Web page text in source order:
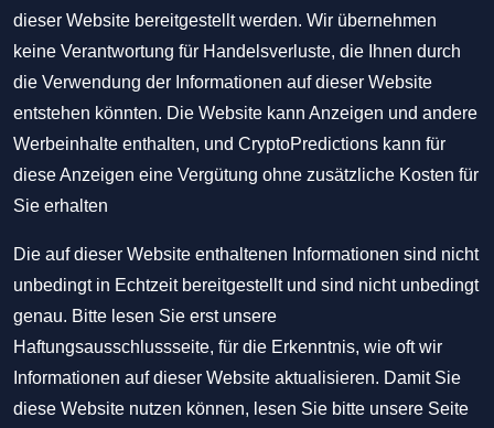
dieser Website bereitgestellt werden. Wir übernehmen
keine Verantwortung für Handelsverluste, die Ihnen durch
die Verwendung der Informationen auf dieser Website
entstehen könnten. Die Website kann Anzeigen und andere
Werbeinhalte enthalten, und CryptoPredictions kann für
diese Anzeigen eine Vergütung ohne zusätzliche Kosten für
Sie erhalten
Die auf dieser Website enthaltenen Informationen sind nicht
unbedingt in Echtzeit bereitgestellt und sind nicht unbedingt
genau. Bitte lesen Sie erst unsere
Haftungsausschlussseite, für die Erkenntnis, wie oft wir
Informationen auf dieser Website aktualisieren. Damit Sie
diese Website nutzen können, lesen Sie bitte unsere Seite